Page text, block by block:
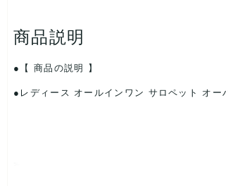
商品説明
【 商品の説明 】
●レディース オールインワン サロペット オー
画像は前回出品した際の画像を使用しており